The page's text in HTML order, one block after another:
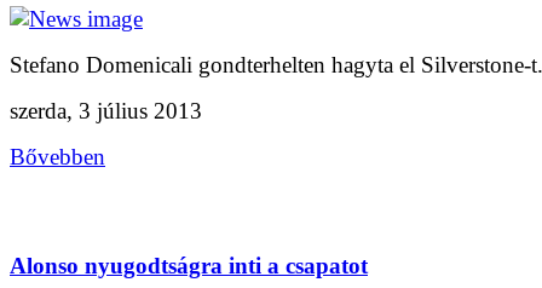
Stefano Domenicali gondterhelten hagyta el
szerda, 3 július 2013
Bővebben
Alonso nyugodtságra inti a csapatot